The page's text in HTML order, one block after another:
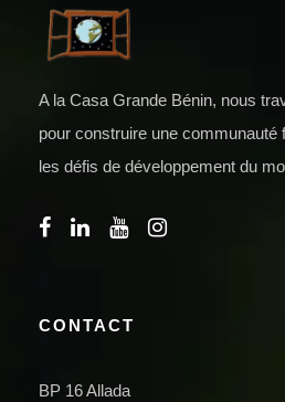
A la Casa Grande Bénin, nous
pour construire une communauté
les défis de développement du
CONTACT
BP 16 Allada